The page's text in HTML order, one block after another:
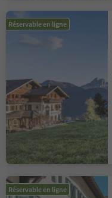
Réservable en ligne
Réservable en ligne